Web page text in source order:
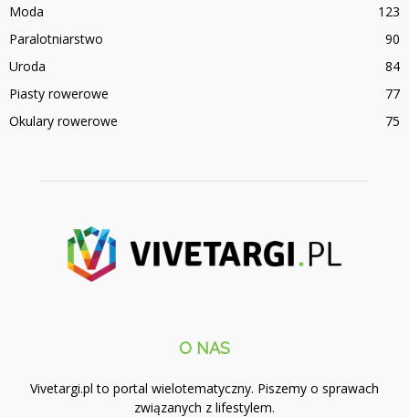
Moda
123
Paralotniarstwo
90
Uroda
84
Piasty rowerowe
77
Okulary rowerowe
75
O NAS
Vivetargi.pl to portal wielotematyczny. Piszemy o sprawach
związanych z lifestylem.